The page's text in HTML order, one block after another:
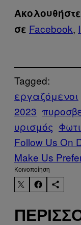
Ακολουθήστε
σε Facebook,
Tagged:
εργαζόμενοι
2023
υρισμός
Follow Us On
Make Us
Kοινοποίηση